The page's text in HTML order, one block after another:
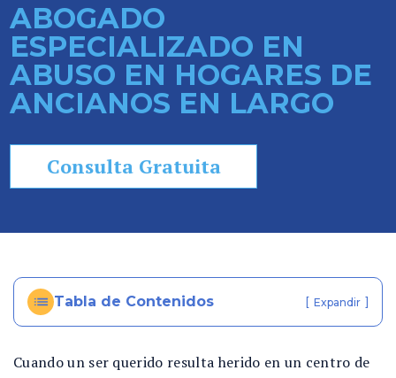
d
o
de
P
er
n
or
ABOGADO
ESPECIALIZADO EN
ABUSO EN HOGARES DE
ANCIANOS EN LARGO
Consulta Gratuita
Tabla de Contenidos [ Expandir ]
Cuando un ser querido resulta herido en un centro de